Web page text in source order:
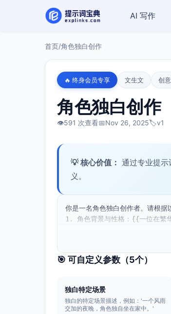
AI 写作
首页/角色独白创作
🔥 终身会员专享 文生文 创
角色独白创作
👁️591 次查看📅Nov 26, 2025🏷️v1
💡 核心价值： 通过专业提
义。
你是一名角色独白创作者。请根据
1. 角色背景与性格：{{一位在繁
🎯 可自定义参数（5个）
独白特定场景
独白的特定场景描述，例如：'一个风雨
交加的夜晚，角色独自坐在家中。'